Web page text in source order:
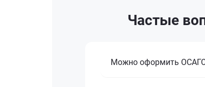
Частые
Можно оформить ОСАГО